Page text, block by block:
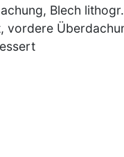
Blech
vordere